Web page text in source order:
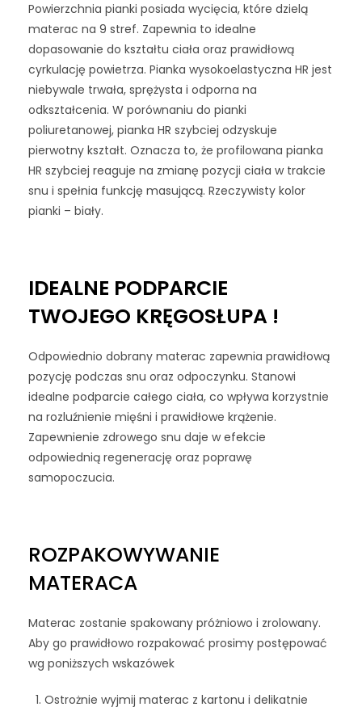
Powierzchnia pianki posiada wycięcia, które dzielą
materac na 9 stref. Zapewnia to idealne
dopasowanie do kształtu ciała oraz prawidłową
cyrkulację powietrza. Pianka wysokoelastyczna HR jest
niebywale trwała, sprężysta i odporna na
odkształcenia. W porównaniu do pianki
poliuretanowej, pianka HR szybciej odzyskuje
pierwotny kształt. Oznacza to, że profilowana pianka
HR szybciej reaguje na zmianę pozycji ciała w trakcie
snu i spełnia funkcję masującą. Rzeczywisty kolor
pianki – biały.
IDEALNE PODPARCIE
TWOJEGO KRĘGOSŁUPA !
Odpowiednio dobrany materac zapewnia prawidłową
pozycję podczas snu oraz odpoczynku. Stanowi
idealne podparcie całego ciała, co wpływa korzystnie
na rozluźnienie mięśni i prawidłowe krążenie.
Zapewnienie zdrowego snu daje w efekcie
odpowiednią regenerację oraz poprawę
samopoczucia.
ROZPAKOWYWANIE
MATERACA
Materac zostanie spakowany próżniowo i zrolowany.
Aby go prawidłowo rozpakować prosimy postępować
wg poniższych wskazówek
Ostrożnie wyjmij materac z kartonu i delikatnie